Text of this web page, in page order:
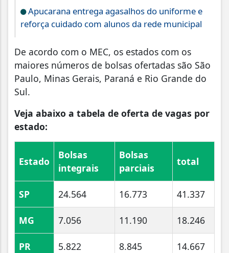
Apucarana entrega agasalhos do uniforme e
reforça cuidado com alunos da rede municipal
De acordo com o MEC, os estados com os
maiores números de bolsas ofertadas são São
Paulo, Minas Gerais, Paraná e Rio Grande do
Sul.
Veja abaixo a tabela de oferta de vagas por
estado:
Estado
Bolsas
integrais
Bolsas
parciais
total
SP 24.564 16.773 41.337
MG 7.056 11.190 18.246
PR 5.822 8.845 14.667